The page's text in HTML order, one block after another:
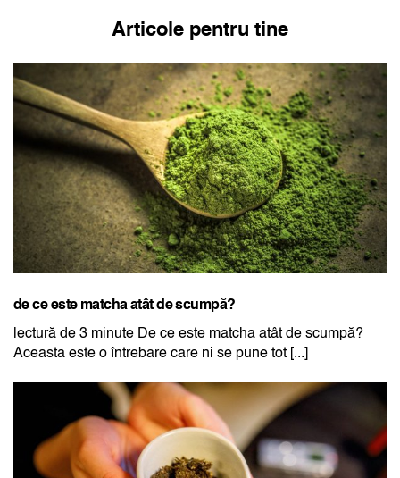
Articole pentru tine
de ce este matcha atât de scumpă?
lectură de 3 minute De ce este matcha atât de scumpă?
Aceasta este o întrebare care ni se pune tot [...]